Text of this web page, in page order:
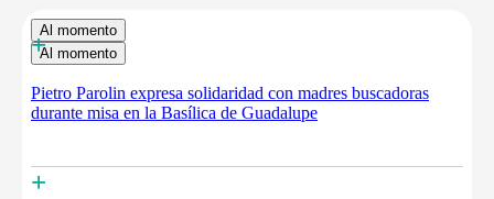
Al momento
Al momento
+
Pietro Parolin expresa solidaridad con madres buscadoras
durante misa en la Basílica de Guadalupe
+